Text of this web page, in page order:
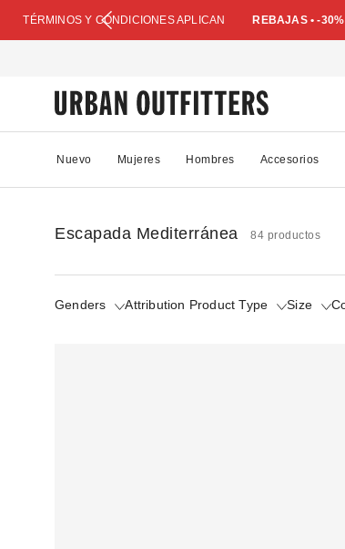
TÉRMINOS Y CONDICIONES APLICAN REBAJAS • -
Nuevo Mujeres Hombres Accesorios
Escapada Mediterránea 84 productos
Genders Attribution Product Type Size